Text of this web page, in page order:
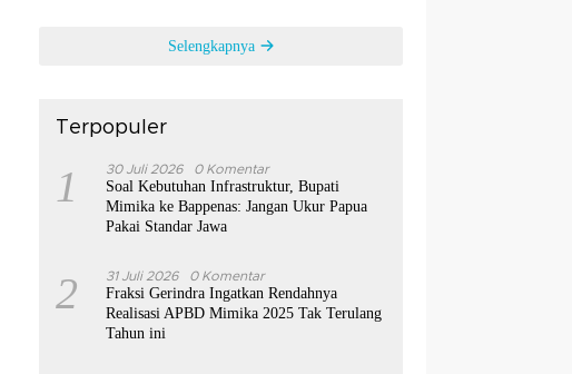
Selengkapnya
Terpopuler
1 30 Juli 2026 0 Komentar
Soal Kebutuhan Infrastruktur, Bupati
Mimika ke Bappenas: Jangan Ukur Papua
Pakai Standar Jawa
2 31 Juli 2026 0 Komentar
Fraksi Gerindra Ingatkan Rendahnya
Realisasi APBD Mimika 2025 Tak Terulang
Tahun ini